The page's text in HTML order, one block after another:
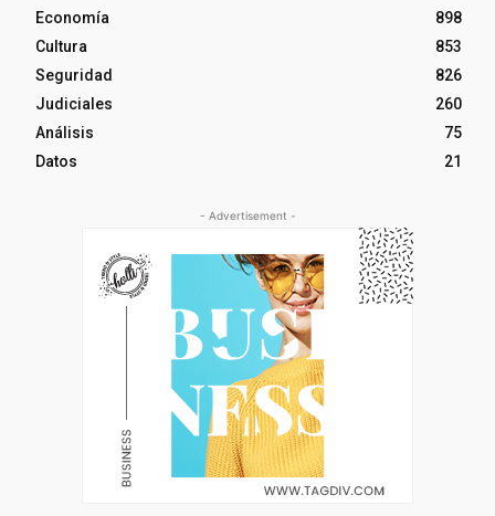
Economía
898
Cultura
853
Seguridad
826
Judiciales
260
Análisis
75
Datos
21
- Advertisement -